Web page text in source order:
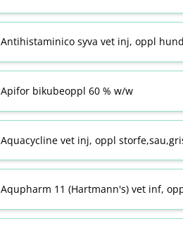
Antihistaminico syva vet inj, oppl
Apifor bikubeoppl 60 % w​/​w
Aquacycline vet inj, oppl
Aqupharm 11 (Hartmann's) vet inf,